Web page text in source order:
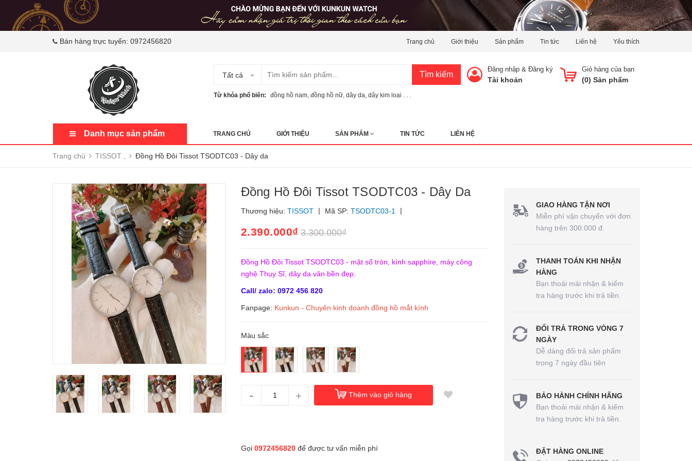
Bán hàng trực tuyến: 0972456820 Trang chủ Giới thiệu Sản phẩm Tin tức Liên hệ Yêu thích
Tất cả Tìm kiếm
Từ khóa phổ biến: đồng hồ nam đồng hồ nữ dây da dây kim loại . . .
Giỏ hàng của bạn
(0) Sản phẩm
Đăng nhập & Đăng ký
Tài khoản
Danh mục sản phẩm TRANG CHỦ GIỚI THIỆU SẢN PHẨM TIN TỨC LIÊN HỆ
Trang chủ TISSOT , Đồng Hồ Đôi Tissot TSODTC03 - Dây da
Đồng Hồ Đôi Tissot TSODTC03 - Dây Da
Thương hiệu: TISSOT | Mã SP: TSODTC03-1 |
2.390.000₫ 3.300.000₫
Đồng Hồ Đôi Tissot TSODTC03 - mặt số tròn, kính sapphire, máy công
nghệ Thụy Sĩ, dây da vân bền đẹp.
Call/ zalo: 0972 456 820
Fanpage: Kunkun - Chuyên kinh doanh đồng hồ mắt kính
Màu sắc
- + Thêm vào giỏ hàng
Gọi 0972456820để được tư vấn miễn phí
GIAO HÀNG TẬN NƠI
Miễn phí vận chuyển với đơn
hàng trên 300.000 đ.
THANH TOÁN KHI NHẬN
HÀNG
Bạn thoải mái nhận & kiểm
tra hàng trước khi trả tiền.
ĐỔI TRẢ TRONG VÒNG 7
NGÀY
Dễ dàng đổi trả sản phẩm
trong 7 ngày đầu tiên
BẢO HÀNH CHÍNH HÃNG
Bạn thoải mái nhận & kiểm
tra hàng trước khi trả tiền.
ĐẶT HÀNG ONLINE